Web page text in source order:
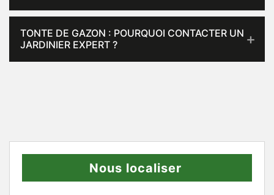
TONTE DE GAZON : POURQUOI CONTACTER UN
JARDINIER EXPERT ?
Nous localiser